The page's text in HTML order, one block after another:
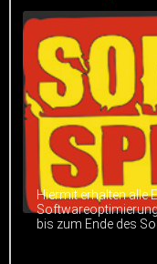
Hiermit erhalten alle
bis zum Ende des